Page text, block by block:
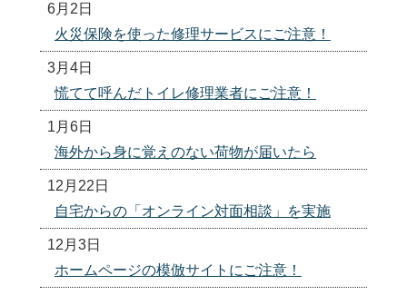
6月2日
火災保険を使った修理サービスにご注意！
3月4日
慌てて呼んだトイレ修理業者にご注意！
1月6日
海外から身に覚えのない荷物が届いたら
12月22日
自宅からの「オンライン対面相談」を実施
12月3日
ホームページの模倣サイトにご注意！